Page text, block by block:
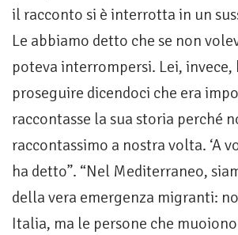
il racconto si è interrotta in un
Le abbiamo detto che se non
poteva interrompersi. Lei,
proseguire dicendoci che era
raccontasse la sua storia perché
raccontassimo a nostra volta. ‘A
ha detto”. “Nel Mediterraneo,
della vera emergenza migranti:
Italia, ma le persone che